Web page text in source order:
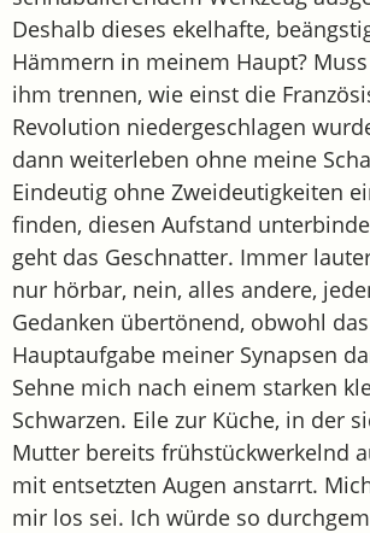
Deshalb dieses ekelhafte,
Hämmern in meinem Haupt?
ihm trennen, wie einst die
Revolution niedergeschlagen
dann weiterleben ohne meine
Eindeutig ohne Zweideutigkeiten
finden, diesen Aufstand
geht das Geschnatter. Immer
nur hörbar, nein, alles andere,
Gedanken übertönend, obwohl
Hauptaufgabe meiner Synapsen
Sehne mich nach einem starken
Schwarzen. Eile zur Küche, in der
Mutter bereits frühstückwerkelnd
mit entsetzten Augen anstarrt.
mir los sei. Ich würde so